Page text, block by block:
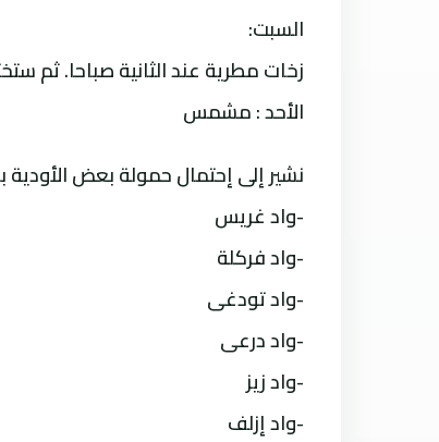
السبت:
زخات مطرية عند الثانية صباحا. ثم
الأحد : مشمس
نشير إلى إحتمال حمولة بعض
-واد غريس
-واد فركلة
-واد تودغى
-واد درعى
-واد زيز
-واد إزلف